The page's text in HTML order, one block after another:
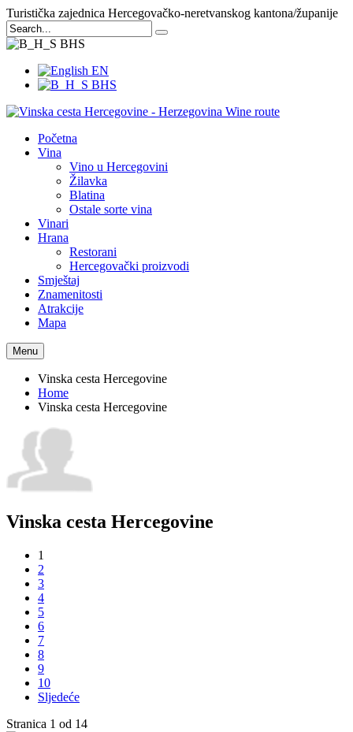
Turistička zajednica Hercegovačko-neretvanskog kantona/županije
BHS
EN
BHS
Početna
Vina
Vino u Hercegovini
Žilavka
Blatina
Ostale sorte vina
Vinari
Hrana
Restorani
Hercegovački proizvodi
Smještaj
Znamenitosti
Atrakcije
Mapa
Menu
Vinska cesta Hercegovine
Home
Vinska cesta Hercegovine
Vinska cesta Hercegovine
1
2
3
4
5
6
7
8
9
10
Sljedeće
Stranica 1 od 14